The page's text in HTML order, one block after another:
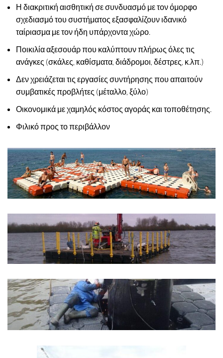
Η διακριτική αισθητική σε συνδυασμό με τον όμορφο
σχεδιασμό του συστήματος εξασφαλίζουν ιδανικό
ταίριασμα με τον ήδη υπάρχοντα χώρο.
Ποικιλία αξεσουάρ που καλύπτουν πλήρως όλες τις
ανάγκες (σκάλες, καθίσματα, διάδρομοι, δέστρες, κ.λπ.)
Δεν χρειάζεται τις εργασίες συντήρησης που απαιτούν
συμβατικές προβλήτες (μέταλλο, ξύλο)
Οικονομικά με χαμηλός κόστος αγοράς και τοποθέτησης.
Φιλικό προς το περιβάλλον